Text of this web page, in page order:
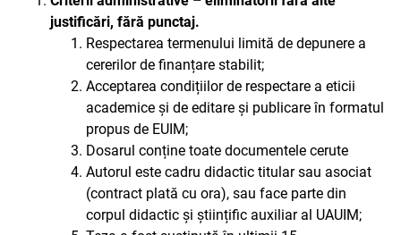
justificări, fără punctaj.
Respectarea termenului limită de depunere a
cererilor de finanțare stabilit;
Acceptarea condițiilor de respectare a eticii
academice și de editare și publicare în formatul
propus de EUIM;
Dosarul conține toate documentele cerute
Autorul este cadru didactic titular sau asociat
(contract plată cu ora), sau face parte din
corpul didactic și științific auxiliar al UAUIM;